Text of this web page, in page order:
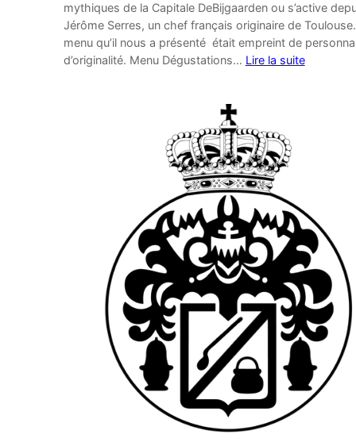
mythiques de la Capitale DeBijgaarden ou s’active
Jérôme Serres, un chef français originaire de
menu qu’il nous a présenté était empreint de
d’originalité. Menu Dégustations… Lire la suite